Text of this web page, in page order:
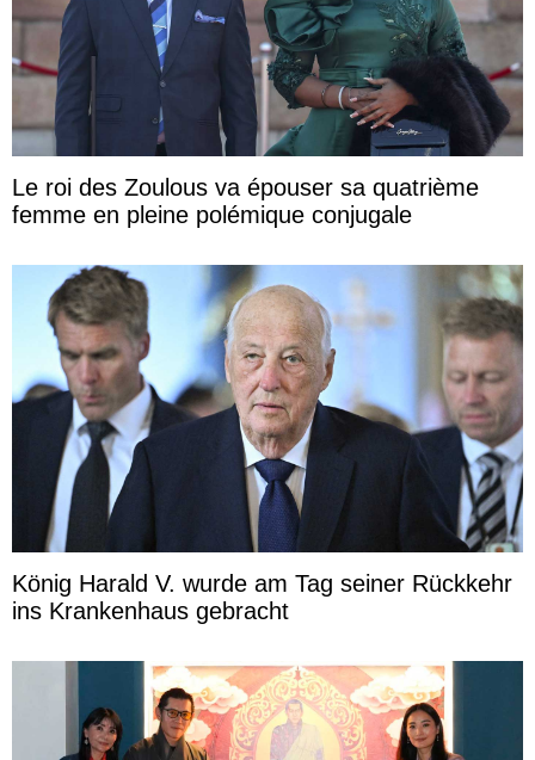
Le roi des Zoulous va épouser sa quatrième
femme en pleine polémique conjugale
König Harald V. wurde am Tag seiner Rückkehr
ins Krankenhaus gebracht